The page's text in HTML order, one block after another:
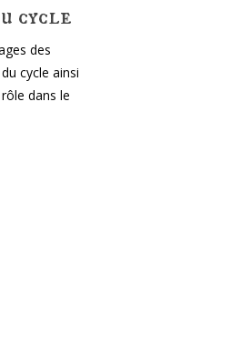
cycle
des
cycle ainsi
dans le